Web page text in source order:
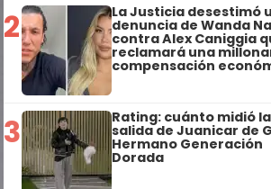
2 La Justicia desestimó
denuncia de Wanda
contra Alex Caniggia
reclamará una
compensación
3 Rating: cuánto midió la
salida de Juanicar de
Hermano Generación
Dorada